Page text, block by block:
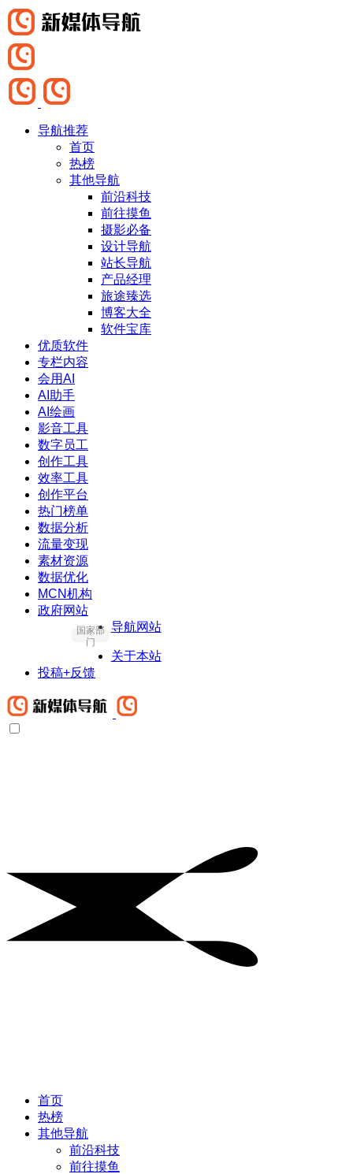
导航推荐
首页
热榜
其他导航
前沿科技
前往摸鱼
摄影必备
设计导航
站长导航
产品经理
旅途臻选
博客大全
软件宝库
优质软件
专栏内容
会用AI
AI助手
AI绘画
影音工具
数字员工
创作工具
效率工具
创作平台
热门榜单
数据分析
流量变现
素材资源
数据优化
MCN机构
政府网站
国家部
门
导航网站
关于本站
投稿+反馈
首页
热榜
其他导航
前沿科技
前往摸鱼